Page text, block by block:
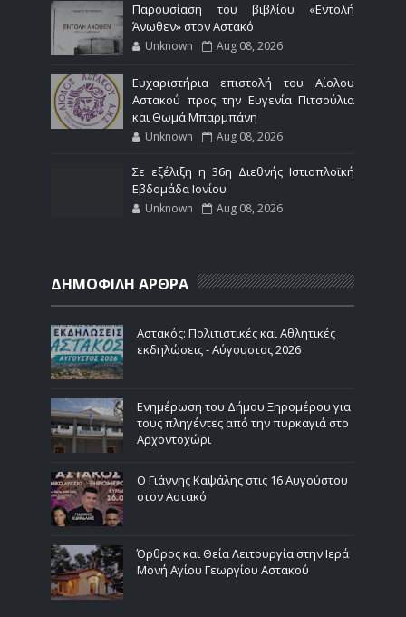
Παρουσίαση του βιβλίου «Εντολή
Άνωθεν» στον Αστακό
Unknown Aug 08, 2026
Ευχαριστήρια επιστολή του Αίολου
Αστακού προς την Ευγενία Πιτσούλια
και Θωμά Μπαρμπάνη
Unknown Aug 08, 2026
Σε εξέλιξη η 36η Διεθνής Ιστιοπλοϊκή
Εβδομάδα Ιονίου
Unknown Aug 08, 2026
ΔΗΜΟΦΙΛΗ ΑΡΘΡΑ
Αστακός: Πολιτιστικές και Αθλητικές
εκδηλώσεις - Αύγουστος 2026
Ενημέρωση του Δήμου Ξηρομέρου για
τους πληγέντες από την πυρκαγιά στο
Αρχοντοχώρι
Ο Γιάννης Καψάλης στις 16 Αυγούστου
στον Αστακό
Όρθρος και Θεία Λειτουργία στην Ιερά
Μονή Αγίου Γεωργίου Αστακού